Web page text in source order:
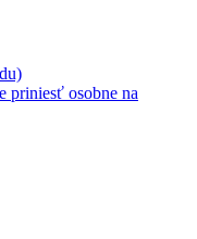
priniesť osobne na